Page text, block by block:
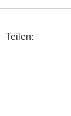
Teilen: